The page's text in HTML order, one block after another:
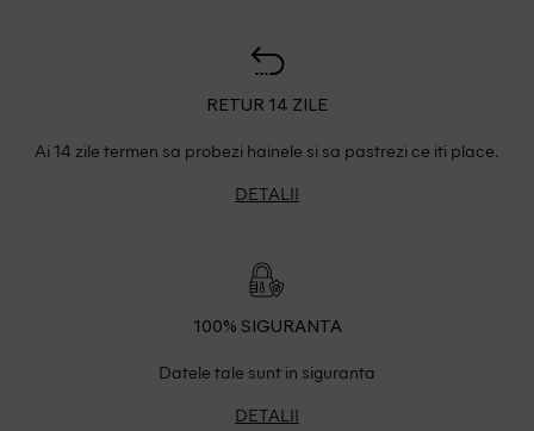
RETUR 14 ZILE
Ai 14 zile termen sa probezi hainele si sa pastrezi ce iti place.
DETALII
100% SIGURANTA
Datele tale sunt in siguranta
DETALII